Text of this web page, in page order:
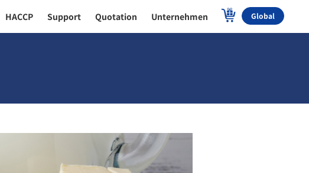
HACCP Support Quotation Unternehmen Global